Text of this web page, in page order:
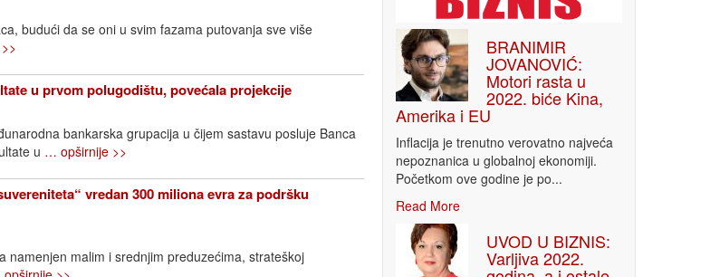
budući da se oni u svim fazama putovanja sve više
u prvom polugodištu, povećala projekcije
bankarska grupacija u čijem sastavu posluje Banca
u … opširnije >>
vredan 300 miliona evra za podršku
namenjen malim i srednjim preduzećima, strateškoj
BRANIMIR
JOVANOVIĆ:
Motori rasta u
2022. biće Kina,
Amerika i EU
Inflacija je trenutno verovatno najveća
nepoznanica u globalnoj ekonomiji.
Početkom ove godine je po...
Read More
UVOD U BIZNIS:
Varljiva 2022.